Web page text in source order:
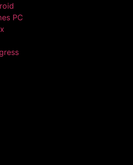
PC